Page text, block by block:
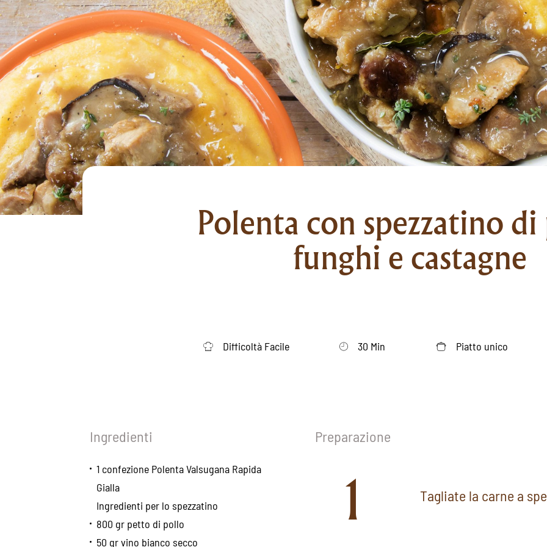
Polenta con spezzatino
funghi e castagne
Difficoltà Facile 30 Min Piatto unico
Ingredienti
1 confezione Polenta Valsugana Rapida
Gialla
Ingredienti per lo spezzatino
800 gr petto di pollo
50 gr vino bianco secco
Preparazione
1 Tagliate la carne a